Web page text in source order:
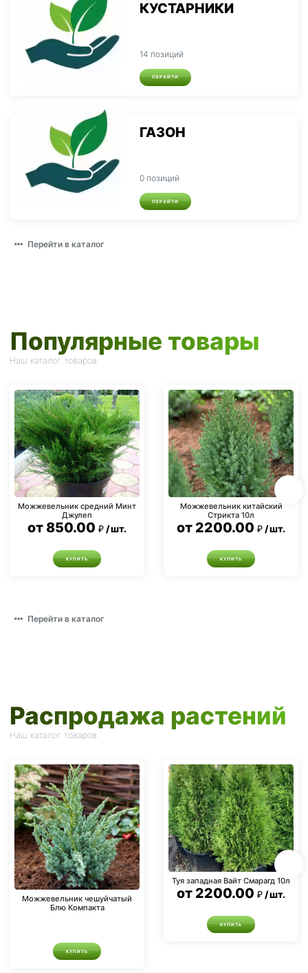
КУСТАРНИКИ
14 позиций
ПЕРЕЙТИ
ГАЗОН
0 позиций
ПЕРЕЙТИ
Перейти в каталог
Популярные товары
Наш каталог товаров
Можжевельник средний Минт
Джулеп
от 850.00 шт.
КУПИТЬ
Можжевельник китайский
Стрикта 10л
от 2200.00 шт.
КУПИТЬ
Перейти в каталог
Распродажа растений
Наш каталог товаров
Можжевельник чешуйчатый
Блю Компакта
КУПИТЬ
Туя западная Вайт Смарагд 10л
от 2200.00 шт.
КУПИТЬ